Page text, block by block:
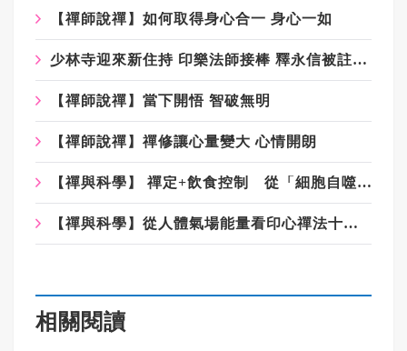
【禪師說禪】如何取得身心合一 身心一如
少林寺迎來新住持 印樂法師接棒 釋永信被註銷戒牒
【禪師說禪】當下開悟 智破無明
【禪師說禪】禪修讓心量變大 心情開朗
【禪與科學】 禪定+飲食控制 從「細胞自噬」談起的現代養生觀
【禪與科學】從人體氣場能量看印心禪法十脈輪禪定
相關閱讀